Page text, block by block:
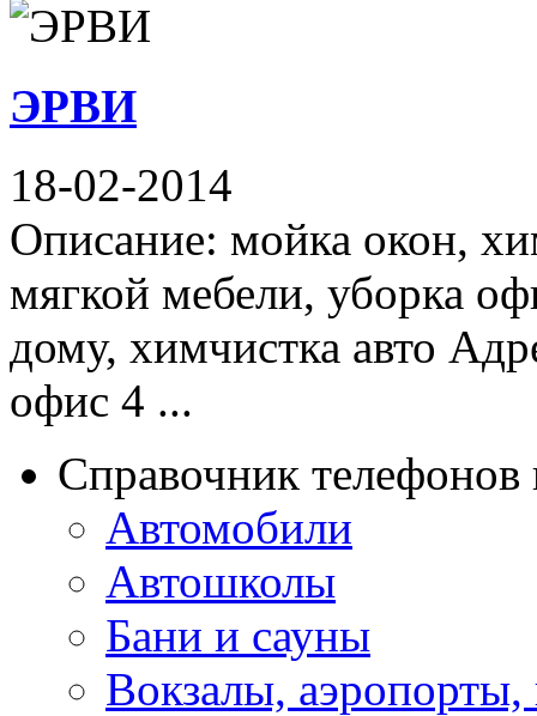
ЭРВИ
18-02-2014
Описание: мойка окон,
мягкой мебели, уборка
дому, химчистка авто
офис 4 ...
Справочник
Автомобили
Автошколы
Бани и сауны
Вокзалы,